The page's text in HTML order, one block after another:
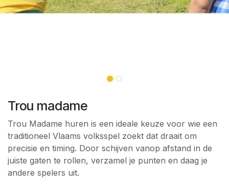
Trou madame
Trou Madame huren is een ideale keuze voor wie een
traditioneel Vlaams volksspel zoekt dat draait om
precisie en timing. Door schijven vanop afstand in de
juiste gaten te rollen, verzamel je punten en daag je
andere spelers uit.